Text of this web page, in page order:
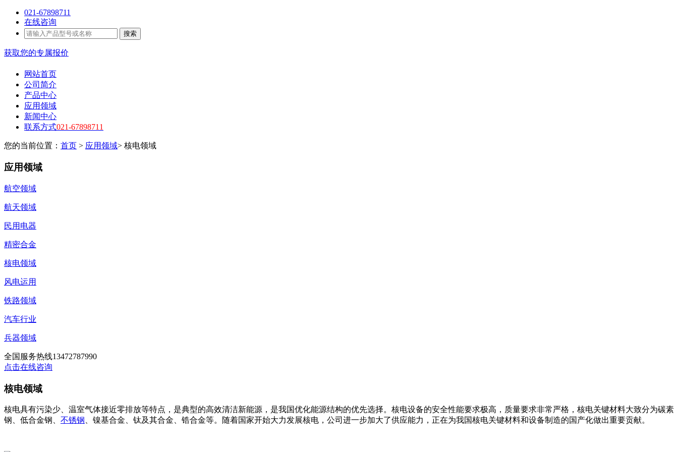
021-67898711
在线咨询
搜索
获取您的专属报价
网站首页
公司简介
产品中心
应用领域
新闻中心
联系方式021-67898711
您的当前位置： 首页 > 应用领域> 核电领域
应用领域
航空领域
航天领域
民用电器
精密合金
核电领域
风电运用
铁路领域
汽车行业
兵器领域
全国服务热线13472787990
点击在线咨询
核电领域
核电具有污染少、温室气体接近零排放等特点，是典型的高效清洁新能源，是我国优化能源结构的优先选择。核电设备的安全性能要求极高，质量要求非常严格，核电关键材料大致分为碳素
钢、低合金钢、 不锈钢 、镍基合金、钛及其合金、锆合金等。随着国家开始大力发展核电，公司进一步加大了供应能力，正在为我国核电关键材料和设备制造的国产化做出重要贡献。